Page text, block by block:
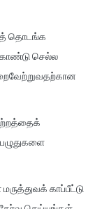
தொடங்க
கொண்டு செல்ல
காப்பீட்டு